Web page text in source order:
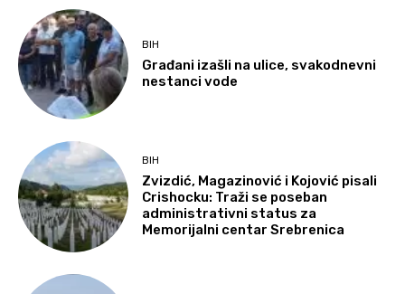
BIH
Građani izašli na ulice, svakodnevni
nestanci vode
BIH
Zvizdić, Magazinović i Kojović pisali
Crishocku: Traži se poseban
administrativni status za
Memorijalni centar Srebrenica